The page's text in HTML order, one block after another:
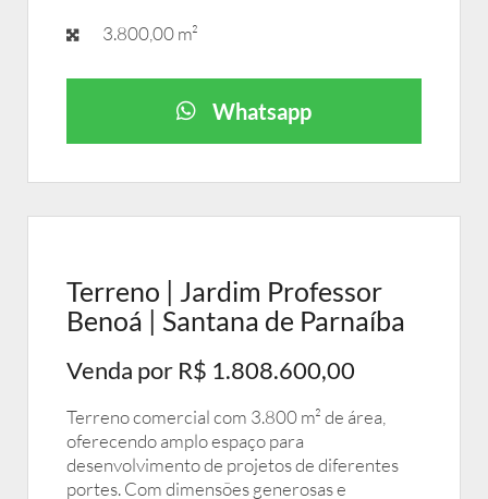
3.800,00 m²
Whatsapp
Terreno | Jardim Professor
Benoá | Santana de Parnaíba
Venda por R$ 1.808.600,00
Terreno comercial com 3.800 m² de área,
oferecendo amplo espaço para
desenvolvimento de projetos de diferentes
portes. Com dimensões generosas e